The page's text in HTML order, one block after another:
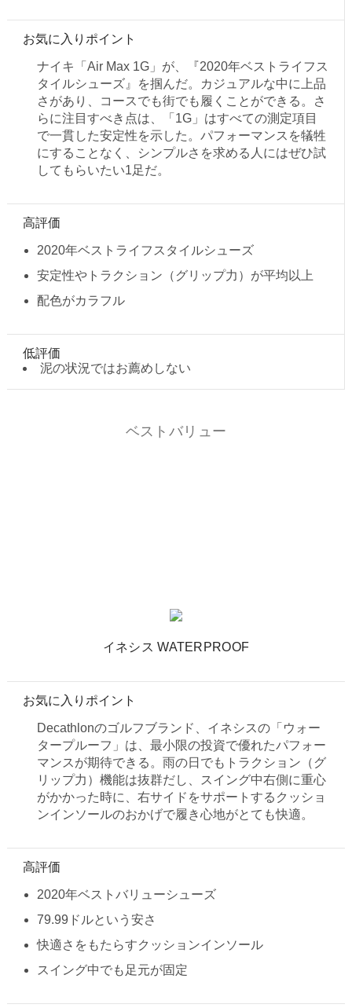
お気に入りポイント
ナイキ「Air Max 1G」が、『2020年ベストライフス
タイルシューズ』を掴んだ。カジュアルな中に上品
さがあり、コースでも街でも履くことができる。さ
らに注目すべき点は、「1G」はすべての測定項目
で一貫した安定性を示した。パフォーマンスを犠牲
にすることなく、シンプルさを求める人にはぜひ試
してもらいたい1足だ。
高評価
2020年ベストライフスタイルシューズ
安定性やトラクション（グリップ力）が平均以上
配色がカラフル
低評価
泥の状況ではお薦めしない
ベストバリュー
イネシス WATERPROOF
お気に入りポイント
Decathlonのゴルフブランド、イネシスの「ウォー
タープルーフ」は、最小限の投資で優れたパフォー
マンスが期待できる。雨の日でもトラクション（グ
リップ力）機能は抜群だし、スイング中右側に重心
がかかった時に、右サイドをサポートするクッショ
ンインソールのおかげで履き心地がとても快適。
高評価
2020年ベストバリューシューズ
79.99ドルという安さ
快適さをもたらすクッションインソール
スイング中でも足元が固定